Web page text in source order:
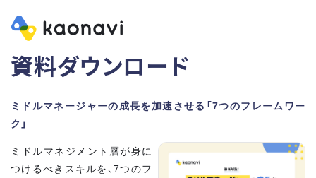
資料ダウンロード
ミドルマネージャーの成長を加速させる「7つのフレームワー
ク」
ミドルマネジメント層が身に
つけるべきスキルを、7つのフ